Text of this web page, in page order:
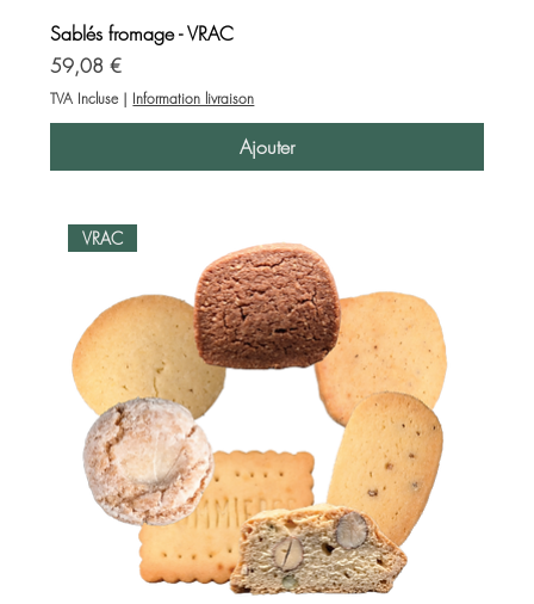
Sablés fromage - VRAC
Prix
59,08 €
TVA Incluse | Information livraison
Ajouter
VRAC